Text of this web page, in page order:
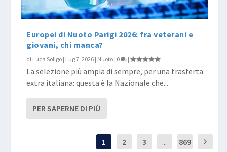
Europei di Nuoto Parigi 2026: fra veterani e
giovani, chi manca?
di Luca Soligo | Lug 7, 2026 | Nuoto | 0 |
La selezione più ampia di sempre, per una trasferta
extra italiana: questa è la Nazionale che...
PER SAPERNE DI PIÙ
1 2 3 ... 869